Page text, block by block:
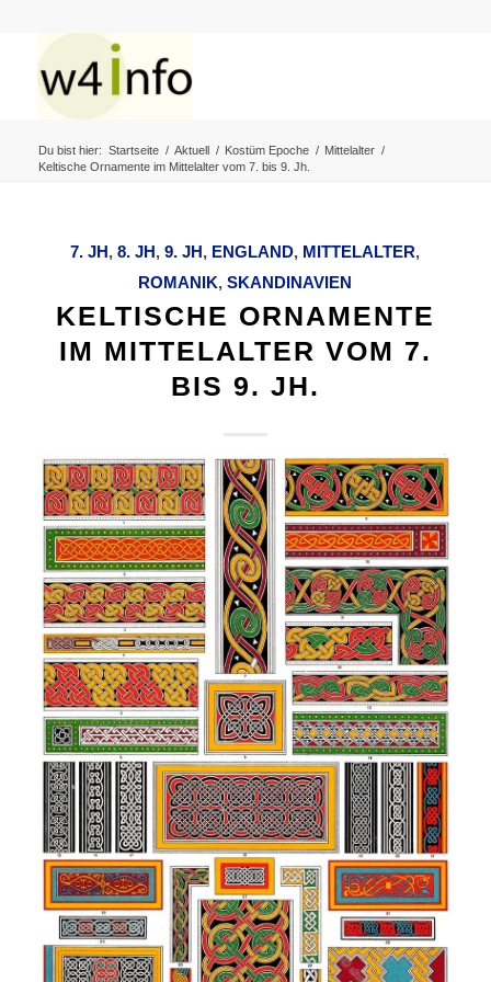
Du bist hier: Startseite / Aktuell / Kostüm Epoche / Mittelalter /
Keltische Ornamente im Mittelalter vom 7. bis 9. Jh.
7. JH,8. JH,9. JH, ENGLAND, MITTELALTER,
ROMANIK,SKANDINAVIEN
KELTISCHE ORNAMENTE
IM MITTELALTER VOM 7.
BIS 9. JH.